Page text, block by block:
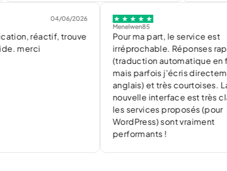
04/06/2026
réactif, trouve
Menelwen85
Pour ma part, le service est
irréprochable. Réponses rapides
(traduction automatique en
mais parfois j'écris directement en
anglais) et très courtoises. La
nouvelle interface est très claire et
les services proposés (pour
WordPress) sont vraiment
performants !